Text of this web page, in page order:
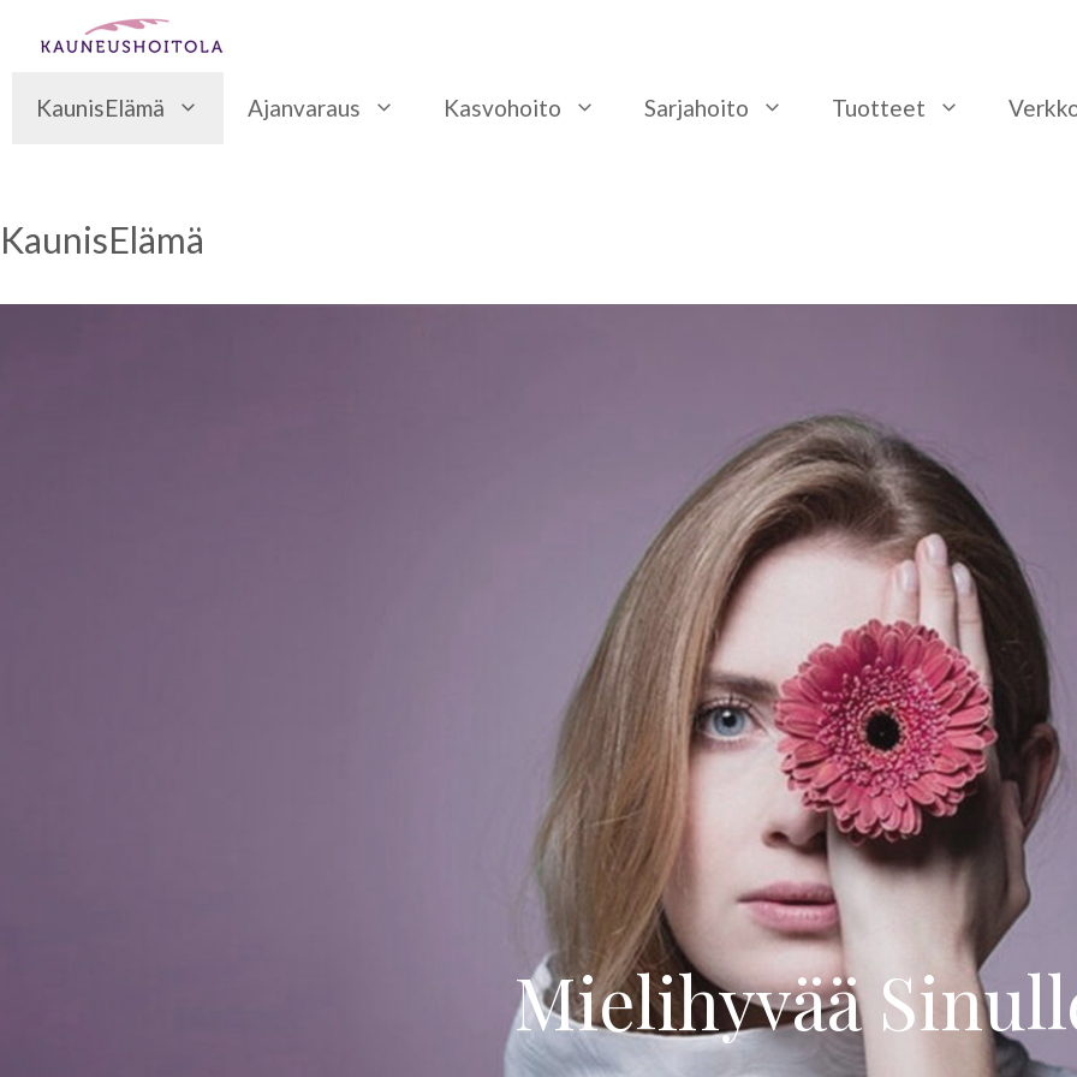
sisältöön
KaunisElämä Ajanvaraus Kasvohoito Sarjahoito Tuotteet
KaunisElämä
Mielihyvää